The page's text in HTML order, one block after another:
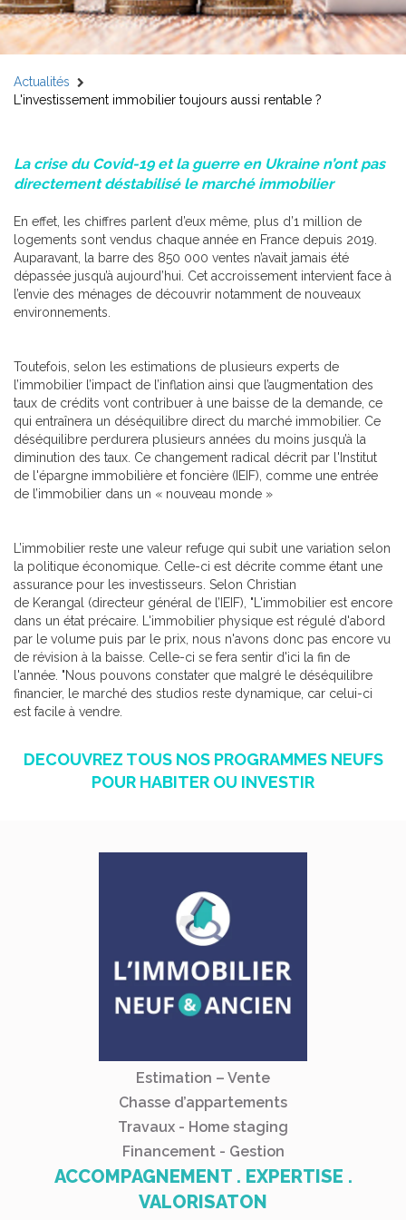
Actualités
L'investissement immobilier toujours aussi rentable ?
La crise du Covid-19 et la guerre en Ukraine n’ont pas
directement déstabilisé le marché immobilier
En effet, les chiffres parlent d’eux même, plus d’1 million de
logements sont vendus chaque année en France depuis 2019.
Auparavant, la barre des 850 000 ventes n’avait jamais été
dépassée jusqu’à aujourd’hui. Cet accroissement intervient face à
l’envie des ménages de découvrir notamment de nouveaux
environnements.
Toutefois, selon les estimations de plusieurs experts de
l’immobilier l’impact de l’inflation ainsi que l’augmentation des
taux de crédits vont contribuer à une baisse de la demande, ce
qui entraînera un déséquilibre direct du marché immobilier. Ce
déséquilibre perdurera plusieurs années du moins jusqu’à la
diminution des taux. Ce changement radical décrit par l'Institut
de l'épargne immobilière et foncière (IEIF), comme une entrée
de l’immobilier dans un « nouveau monde »
L’immobilier reste une valeur refuge qui subit une variation selon
la politique économique. Celle-ci est décrite comme étant une
assurance pour les investisseurs. Selon Christian
de Kerangal (directeur général de l’IEIF), "L'immobilier est encore
dans un état précaire. L'immobilier physique est régulé d'abord
par le volume puis par le prix, nous n'avons donc pas encore vu
de révision à la baisse. Celle-ci se fera sentir d'ici la fin de
l'année. "Nous pouvons constater que malgré le déséquilibre
financier, le marché des studios reste dynamique, car celui-ci
est facile à vendre.
DECOUVREZ TOUS NOS PROGRAMMES NEUFS
POUR HABITER OU INVESTIR
Estimation – Vente
Chasse d’appartements
Travaux - Home staging
Financement - Gestion
ACCOMPAGNEMENT . EXPERTISE .
VALORISATON